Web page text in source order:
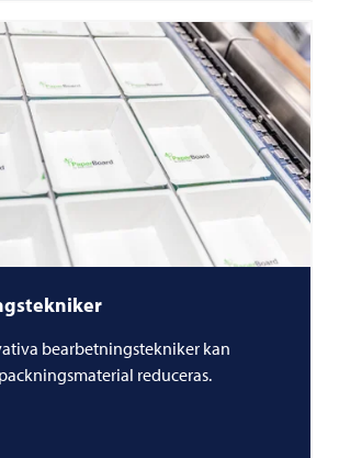
bearbetningstekniker kan
reduceras.